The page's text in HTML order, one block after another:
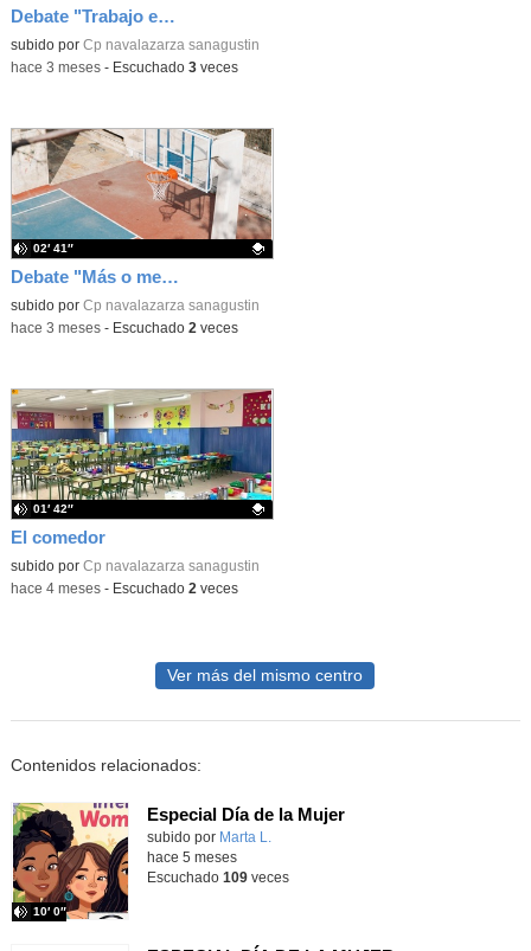
Debate "Trabajo en equipo o individual"
Contenido educativo.
subido por Cp navalazarza sanagustin
-hace 3 meses- Escuchado 3veces
Debate "Más o menos tiempo de patio"
Contenido educativo.
subido por Cp navalazarza sanagustin
02′ 41″
-hace 3 meses- Escuchado 2veces
El comedor
Contenido educativo.
subido por Cp navalazarza sanagustin
01′ 42″
-hace 4 meses- Escuchado 2veces
Ver más del mismo centro
Contenidos relacionados:
Especial Día de la Mujer
subido por Marta L.
10′ 0″
hace 5 meses
Escuchado 109veces